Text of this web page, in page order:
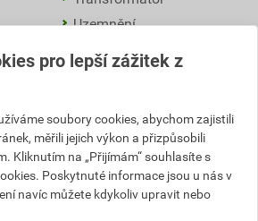
Uzemnění
Zásuvky
pro lepší zážitek z
soubory cookies, abychom zajistili
měřili jejich výkon a přizpůsobili
Kliknutím na „Přijímám“ souhlasíte s
Poskytnuté informace jsou u nás v
navíc můžete kdykoliv upravit nebo